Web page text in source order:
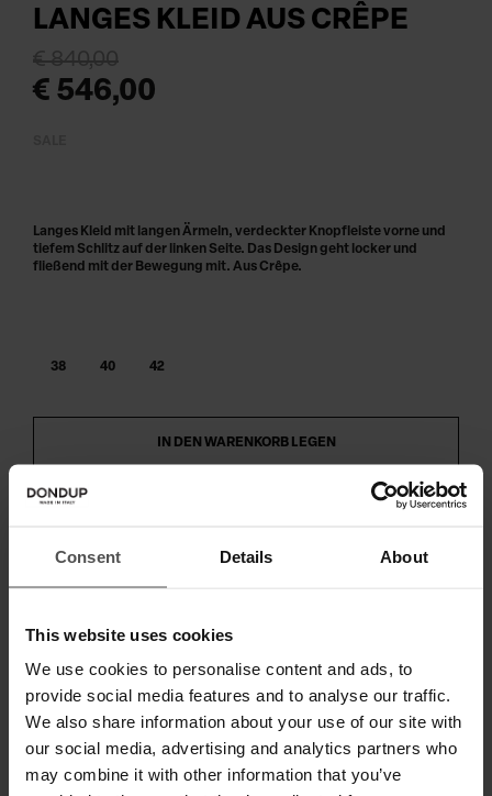
Consent Details About
This website uses cookies
We use cookies to personalise content and ads, to
provide social media features and to analyse our traffic.
We also share information about your use of our site with
our social media, advertising and analytics partners who
may combine it with other information that you’ve
LANGES KLEID AUS CRÊPE
€ 546,00
€ 840,00
38 40 42
IN DEN WARENKORB LEGEN
Zahlen Sie in 3 oder 4 Raten ohne Zinsen
Langes Kleid mit langen Ärmeln, verdeckter Knopfleiste vorne und
tiefem Schlitz auf der linken Seite. Das Design geht locker und
fließend mit der Bewegung mit. Aus Crêpe.
DIGITALER PRODUKTPASS